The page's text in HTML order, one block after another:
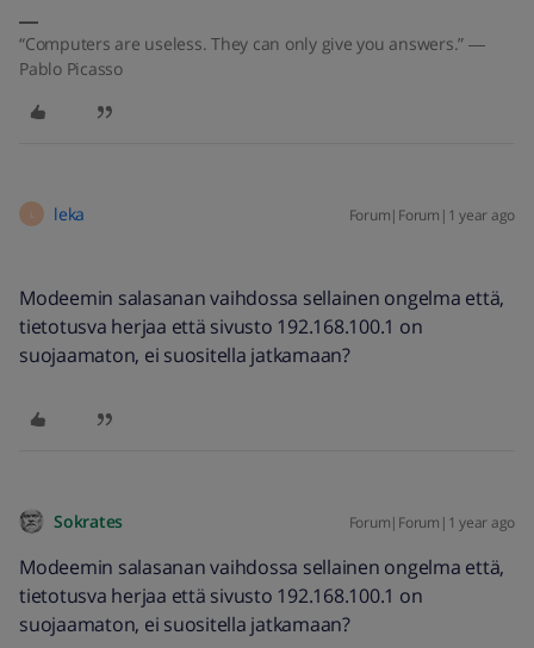
“Computers are useless. They can only give you answers.” ―
Pablo Picasso
leka Forum|Forum|1 year ago
Modeemin salasanan vaihdossa sellainen ongelma että,
tietotusva herjaa että sivusto 192.168.100.1 on
suojaamaton, ei suositella jatkamaan?
Sokrates Forum|Forum|1 year ago
Modeemin salasanan vaihdossa sellainen ongelma että,
tietotusva herjaa että sivusto 192.168.100.1 on
suojaamaton, ei suositella jatkamaan?